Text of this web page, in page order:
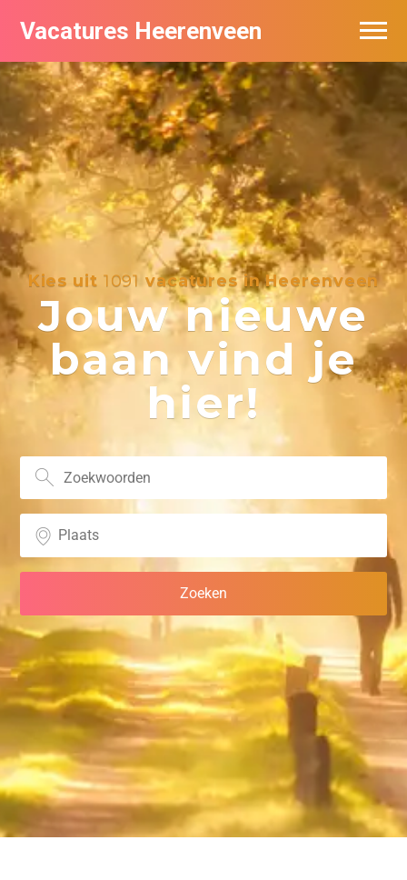
Vacatures Heerenveen
Kies uit 1091 vacatures in Heerenveen
Jouw nieuwe
baan vind je
hier!
Vacatures per bedrijf
De populairste vacatures in Heerenveen
Nieuwsbrief feed